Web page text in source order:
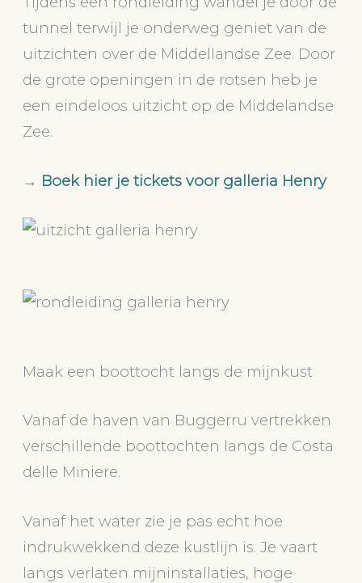
tunnel terwijl je onderweg geniet van de
uitzichten over de Middellandse Zee. Door
de grote openingen in de rotsen heb je
een eindeloos uitzicht op de Middelandse
Zee.
→ Boek hier je tickets voor galleria Henry
Maak een boottocht langs de mijnkust
Vanaf de haven van Buggerru vertrekken
verschillende boottochten langs de Costa
delle Miniere.
Vanaf het water zie je pas echt hoe
indrukwekkend deze kustlijn is. Je vaart
langs verlaten mijninstallaties, hoge